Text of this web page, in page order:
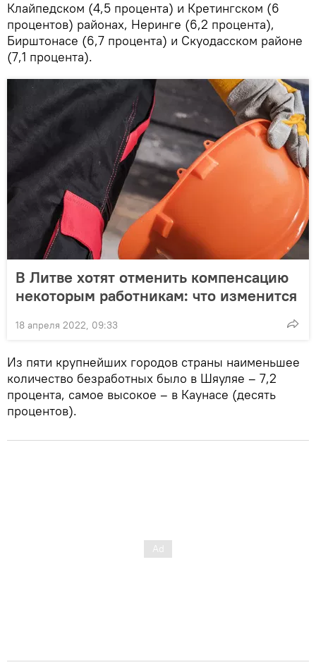
Клайпедском (4,5 процента) и Кретингском (6
процентов) районах, Неринге (6,2 процента),
Бирштонасе (6,7 процента) и Скуодасском районе
(7,1 процента).
В Литве хотят отменить компенсацию
некоторым работникам: что изменится
18 апреля 2022, 09:33
Из пяти крупнейших городов страны наименьшее
количество безработных было в Шяуляе – 7,2
процента, самое высокое – в Каунасе (десять
процентов).